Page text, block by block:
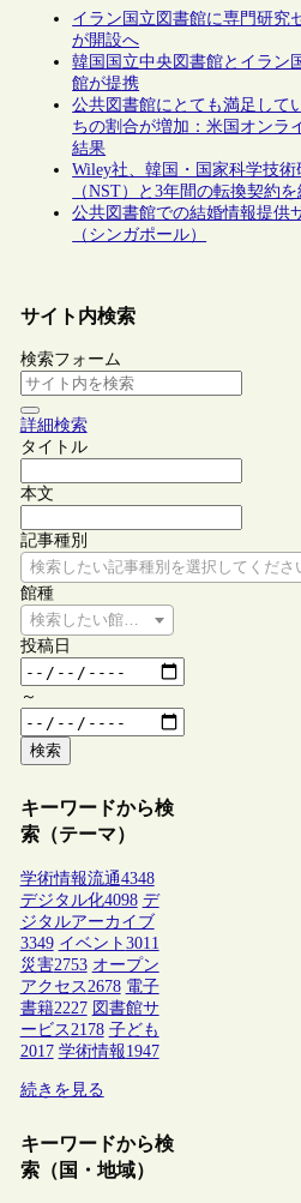
イラン国立図書館に専門研究
が開設へ
韓国国立中央図書館とイラン
館が提携
公共図書館にとても満足して
ちの割合が増加：米国オンラ
結果
Wiley社、韓国・国家科学技術
（NST）と3年間の転換契約
公共図書館での結婚情報提供
（シンガポール）
サイト内検索
検索フォーム
詳細検索
タイトル
本文
記事種別
検索したい記事種別を選択してくださ
館種
検索したい館種を選択してください
投稿日
～
検索
キーワードから検
索（テーマ）
学術情報流通4348
デジタル化4098 デ
ジタルアーカイブ
3349 イベント 3011
災害2753 オープン
アクセス 2678 電子
書籍2227 図書館サ
ービス 2178 子ども
2017 学術情報1947
続きを見る
キーワードから検
索（国・地域）